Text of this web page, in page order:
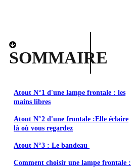
SOMMAIRE
Atout N°1 d'une lampe frontale : les
mains libres
Atout N°2 d'une frontale :Elle éclaire
là où vous regardez
Atout N°3 : Le bandeau
Comment choisir une lampe frontale :